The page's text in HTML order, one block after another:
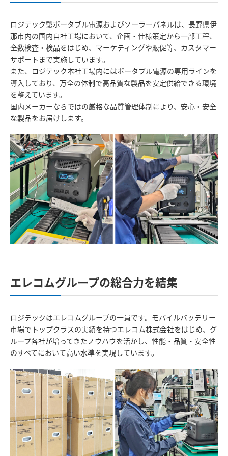
ロジテック製ポータブル電源およびソーラーパネルは、長野県伊
那市内の国内自社工場において、企画・仕様策定から一部工程、
全数検査・検品をはじめ、マーケティングや販促等、カスタマー
サポートまで実施しています。
また、ロジテック本社工場内にはポータブル電源の専用ラインを
導入しており、万全の体制で高品質な製品を安定供給できる環境
を整えています。
国内メーカーならではの厳格な品質管理体制により、安心・安全
な製品をお届けします。
エレコムグループの総合力を結集
ロジテックはエレコムグループの一員です。モバイルバッテリー
市場でトップクラスの実績を持つエレコム株式会社をはじめ、グ
ループ各社が培ってきたノウハウを活かし、性能・品質・安全性
のすべてにおいて高い水準を実現しています。